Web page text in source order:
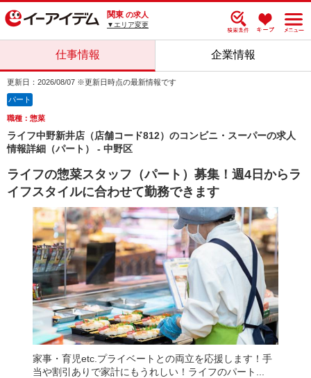
関東 の求人
▼エリア変更
仕事情報 企業情報
更新日：2026/08/07 ※更新日時点の最新情報です
パート
職種：惣菜
ライフ中野新井店（店舗コード812）のコンビニ・スーパーの求人
情報詳細（パート） - 中野区
ライフの惣菜スタッフ（パート）募集！週4日からラ
イフスタイルに合わせて勤務できます
家事・育児etc.プライベートとの両立を応援します！手
当や割引ありで家計にもうれしい！ライフのパート...